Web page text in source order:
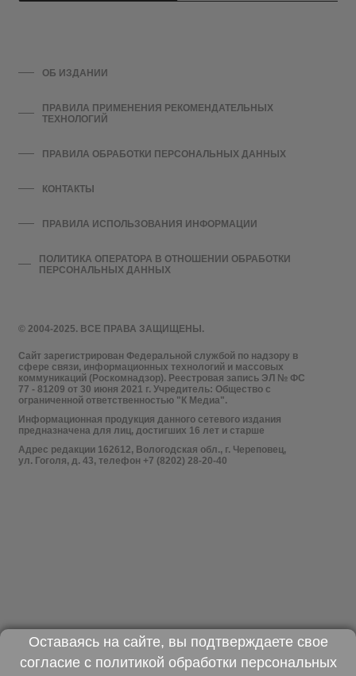
© 2004-2025. ВСЕ ПРАВА ЗАЩИЩЕНЫ.
Сайт зарегистрирован Федеральной службой по надзору в
сфере связи, информационных технологий и массовых
коммуникаций (Роскомнадзор). Реестровая запись ЭЛ № ФС
77 - 81209 от 30 июня 2021 г. Учредитель: Общество с
ограниченной ответственностью "К Медиа".
Информационная продукция данного сетевого издания
предназначена для лиц, достигших 16 лет и старше
Адрес редакции 162612, Вологодская обл., г. Череповец,
ул. Гоголя, д. 43, телефон +7 (8202) 28-20-40
ОБ ИЗДАНИИ
ПРАВИЛА ПРИМЕНЕНИЯ РЕКОМЕНДАТЕЛЬНЫХ
ТЕХНОЛОГИЙ
ПРАВИЛА ОБРАБОТКИ ПЕРСОНАЛЬНЫХ ДАННЫХ
КОНТАКТЫ
ПРАВИЛА ИСПОЛЬЗОВАНИЯ ИНФОРМАЦИИ
ПОЛИТИКА ОПЕРАТОРА В ОТНОШЕНИИ ОБРАБОТКИ
ПЕРСОНАЛЬНЫХ ДАННЫХ
Оставаясь на сайте, вы подтверждаете свое
согласие с политикой обработки персональных